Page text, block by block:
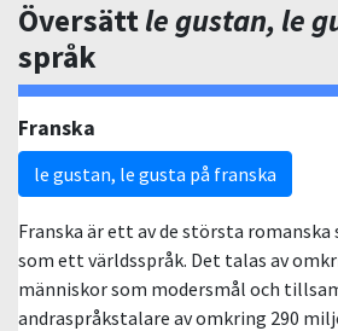
Översättle gustan, le
språk
Franska
le gustan, le gusta på franska
Franska är ett av de största romanska
som ett världsspråk. Det talas av
människor som modersmål och
andraspråkstalare av omkring 290